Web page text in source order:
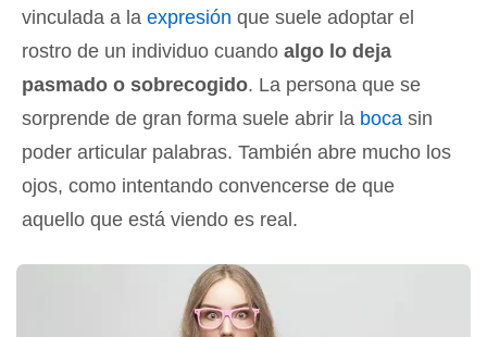
vinculada a la expresión que suele adoptar el
rostro de un individuo cuando algo lo deja
pasmado o sobrecogido. La persona que se
sorprende de gran forma suele abrir la boca sin
poder articular palabras. También abre mucho los
ojos, como intentando convencerse de que
aquello que está viendo es real.